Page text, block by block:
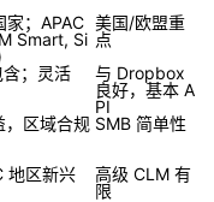
家；APAC
Smart, Si
美国/欧盟重
点
；灵活
与 Dropbox
良好，基本 A
PI
，区域合规 SMB 简单性
地区新兴
高级 CLM 有
限